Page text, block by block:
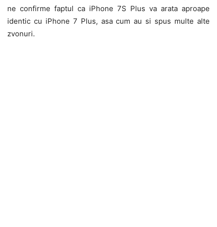
ne confirme faptul ca iPhone 7S Plus va arata aproape
identic cu iPhone 7 Plus, asa cum au si spus multe alte
zvonuri.